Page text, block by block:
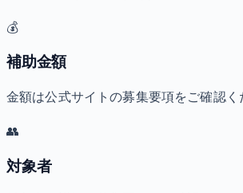
💰
補助金額
金額は公式サイトの募集要項をご確認く
👥
対象者